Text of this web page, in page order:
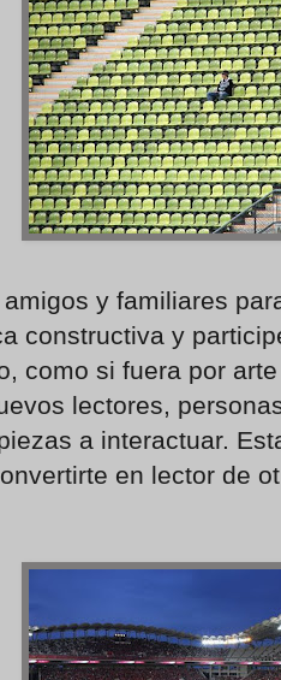
y familiares
constructiva y
como si fuera por
lectores,
a interactuar.
en lector de